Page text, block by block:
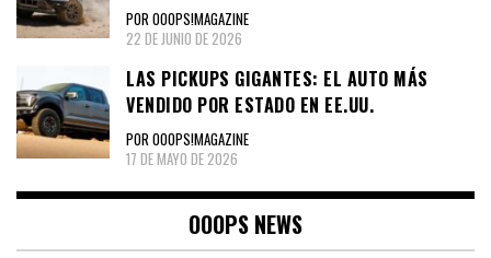
POR OOOPS!MAGAZINE
22 DE JUNIO DE 2026
LAS PICKUPS GIGANTES: EL AUTO MÁS
VENDIDO POR ESTADO EN EE.UU.
POR OOOPS!MAGAZINE
17 DE MAYO DE 2026
OOOPS NEWS